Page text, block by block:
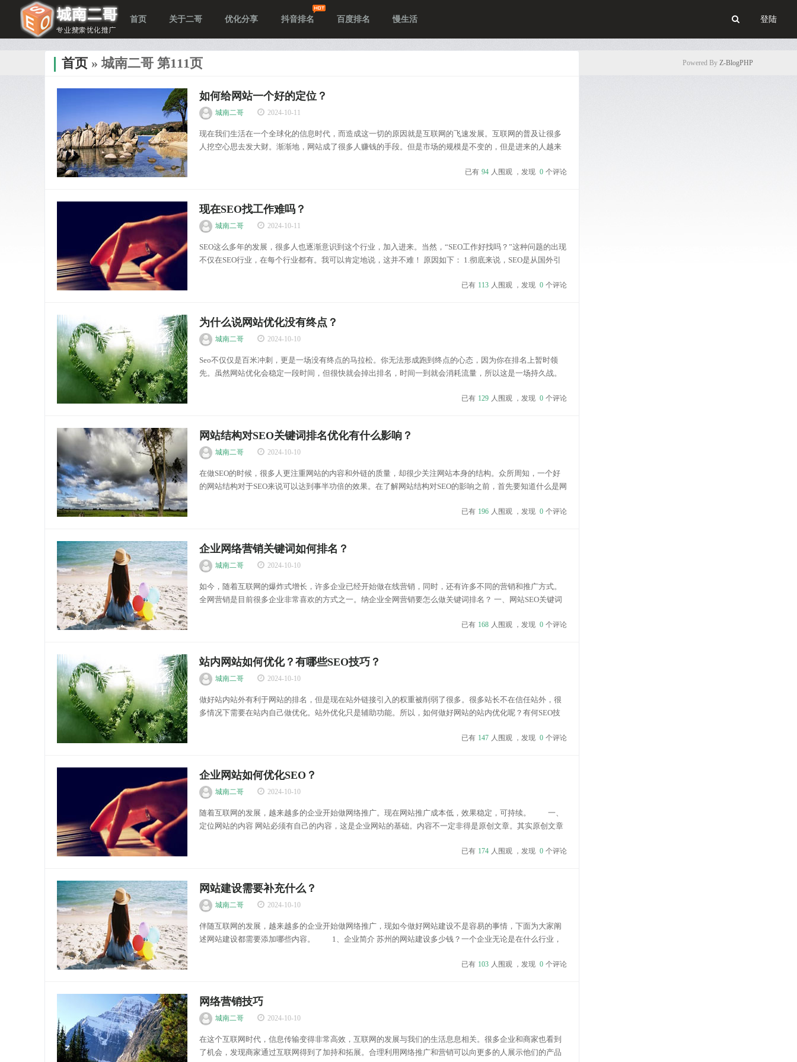
首页 关于二哥 优化分享 抖音排名 百度排名 慢生活 登陆
首页» 城南二哥 第111页
如何给网站一个好的定位？
城南二哥 2024-10-11
现在我们生活在一个全球化的信息时代，而造成这一切的原因就是互联网的飞速发展。互联网的普及让很多
人挖空心思去发大财。渐渐地，网站成了很多人赚钱的手段。但是市场的规模是不变的，但是进来的人越来
已有 94 人围观 ，发现 0 个评论
现在SEO找工作难吗？
城南二哥 2024-10-11
SEO这么多年的发展，很多人也逐渐意识到这个行业，加入进来。当然，“SEO工作好找吗？”这种问题的出现
不仅在SEO行业，在每个行业都有。我可以肯定地说，这并不难！ 原因如下： 1.彻底来说，SEO是从国外引
已有 113 人围观 ，发现 0 个评论
为什么说网站优化没有终点？
城南二哥 2024-10-10
Seo不仅仅是百米冲刺，更是一场没有终点的马拉松。你无法形成跑到终点的心态，因为你在排名上暂时领
先。虽然网站优化会稳定一段时间，但很快就会掉出排名，时间一到就会消耗流量，所以这是一场持久战。
已有 129 人围观 ，发现 0 个评论
网站结构对SEO关键词排名优化有什么影响？
城南二哥 2024-10-10
在做SEO的时候，很多人更注重网站的内容和外链的质量，却很少关注网站本身的结构。众所周知，一个好
的网站结构对于SEO来说可以达到事半功倍的效果。在了解网站结构对SEO的影响之前，首先要知道什么是网
已有 196 人围观 ，发现 0 个评论
企业网络营销关键词如何排名？
城南二哥 2024-10-10
如今，随着互联网的爆炸式增长，许多企业已经开始做在线营销，同时，还有许多不同的营销和推广方式。
全网营销是目前很多企业非常喜欢的方式之一。纳企业全网营销要怎么做关键词排名？ 一、网站SEO关键词
已有 168 人围观 ，发现 0 个评论
站内网站如何优化？有哪些SEO技巧？
城南二哥 2024-10-10
做好站内站外有利于网站的排名，但是现在站外链接引入的权重被削弱了很多。很多站长不在信任站外，很
多情况下需要在站内自己做优化。站外优化只是辅助功能。所以，如何做好网站的站内优化呢？有何SEO技
已有 147 人围观 ，发现 0 个评论
企业网站如何优化SEO？
城南二哥 2024-10-10
随着互联网的发展，越来越多的企业开始做网络推广。现在网站推广成本低，效果稳定，可持续。 一、
定位网站的内容 网站必须有自己的内容，这是企业网站的基础。内容不一定非得是原创文章。其实原创文章
已有 174 人围观 ，发现 0 个评论
网站建设需要补充什么？
城南二哥 2024-10-10
伴随互联网的发展，越来越多的企业开始做网络推广，现如今做好网站建设不是容易的事情，下面为大家阐
述网站建设都需要添加哪些内容。 1、企业简介 苏州的网站建设多少钱？一个企业无论是在什么行业，
已有 103 人围观 ，发现 0 个评论
网络营销技巧
城南二哥 2024-10-10
在这个互联网时代，信息传输变得非常高效，互联网的发展与我们的生活息息相关。很多企业和商家也看到
了机会，发现商家通过互联网得到了加持和拓展。合理利用网络推广和营销可以向更多的人展示他们的产品
Powered By Z-BlogPHP